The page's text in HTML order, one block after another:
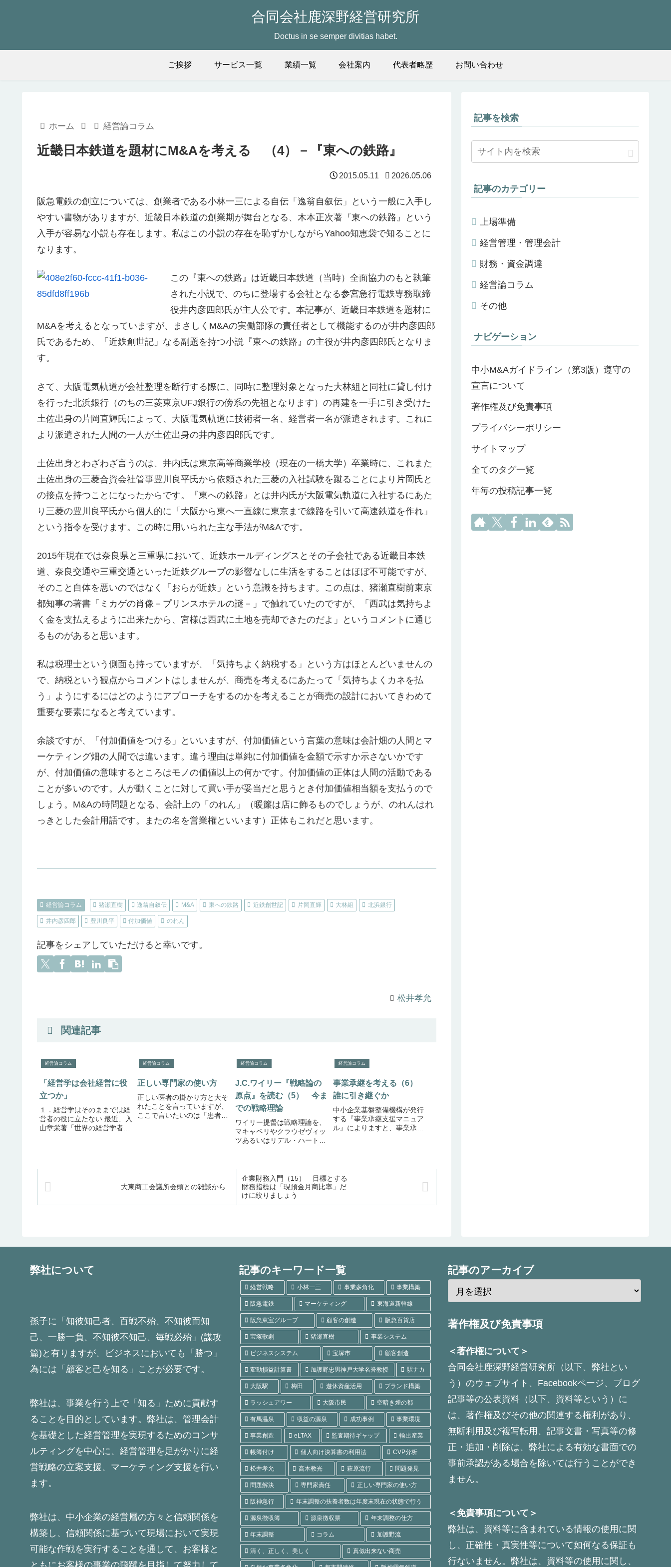
合同会社鹿深野経営研究所
Doctus in se semper divitias habet.
ご挨拶 サービス一覧 業績一覧 会社案内 代表者略歴 お問い合わせ
ホーム 経営論コラム
近畿日本鉄道を題材にM&Aを考える （4）－『東への鉄路』
2015.05.11 2026.05.06
阪急電鉄の創立については、創業者である小林一三による自伝「逸翁自叙伝」という一般に入手し
やすい書物がありますが、近畿日本鉄道の創業期が舞台となる、木本正次著『東への鉄路』という
入手が容易な小説も存在します。私はこの小説の存在を恥ずかしながらYahoo知恵袋で知ることに
なります。
この『東への鉄路』は近畿日本鉄道（当時）全面協力のもと執筆
された小説で、のちに登場する会社となる参宮急行電鉄専務取締
役井内彦四郎氏が主人公です。本記事が、近畿日本鉄道を題材に
M&Aを考えるとなっていますが、まさしくM&Aの実働部隊の責任者として機能するのが井内彦四郎
氏であるため、「近鉄創世記」なる副題を持つ小説『東への鉄路』の主役が井内彦四郎氏となりま
す。
さて、大阪電気軌道が会社整理を断行する際に、同時に整理対象となった大林組と同社に貸し付け
を行った北浜銀行（のちの三菱東京UFJ銀行の傍系の先祖となります）の再建を一手に引き受けた
土佐出身の片岡直輝氏によって、大阪電気軌道に技術者一名、経営者一名が派遣されます。これに
より派遣された人間の一人が土佐出身の井内彦四郎氏です。
土佐出身とわざわざ言うのは、井内氏は東京高等商業学校（現在の一橋大学）卒業時に、これまた
土佐出身の三菱合資会社管事豊川良平氏から依頼された三菱の入社試験を蹴ることにより片岡氏と
の接点を持つことになったからです。『東への鉄路』とは井内氏が大阪電気軌道に入社するにあた
り三菱の豊川良平氏から個人的に「大阪から東へ一直線に東京まで線路を引いて高速鉄道を作れ」
という指令を受けます。この時に用いられた主な手法がM&Aです。
2015年現在では奈良県と三重県において、近鉄ホールディングスとその子会社である近畿日本鉄
道、奈良交通や三重交通といった近鉄グループの影響なしに生活をすることはほぼ不可能ですが、
そのこと自体を悪いのではなく「おらが近鉄」という意識を持ちます。この点は、猪瀬直樹前東京
都知事の著書「ミカゲの肖像－プリンスホテルの謎－」で触れていたのですが、「西武は気持ちよ
く金を支払えるように出来たから、宮様は西武に土地を売却できたのだよ」というコメントに通じ
るものがあると思います。
私は税理士という側面も持っていますが、「気持ちよく納税する」という方はほとんどいませんの
で、納税という観点からコメントはしませんが、商売を考えるにあたって「気持ちよくカネを払
う」ようにするにはどのようにアプローチをするのかを考えることが商売の設計においてきわめて
重要な要素になると考えています。
余談ですが、「付加価値をつける」といいますが、付加価値という言葉の意味は会計畑の人間とマ
ーケティング畑の人間では違います。違う理由は単純に付加価値を金額で示すか示さないかです
が、付加価値の意味するところはモノの価値以上の何かです。付加価値の正体は人間の活動である
ことが多いのです。人が動くことに対して買い手が妥当だと思うとき付加価値相当額を支払うので
しょう。M&Aの時問題となる、会計上の「のれん」（暖簾は店に飾るものでしょうが、のれんはれ
っきとした会計用語です。またの名を営業権といいます）正体もこれだと思います。
経営論コラム 猪瀬直樹 逸翁自叙伝 M&A 東への鉄路 近鉄創世記 片岡直輝 大林組 北浜銀行
井内彦四郎 豊川良平 付加価値 のれん
記事をシェアしていただけると幸いです。
松井孝允
関連記事
経営論コラム
「経営学は会社経営に役
立つか」
１．経営学はそのままでは経
営者の役に立たない 最近、入
山章栄著「世界の経営学者は
最初の感想は「最先端の経営
学者...
経営論コラム
正しい専門家の使い方
正しい医者の掛かり方と大そ
れたことを言っていますが、
ここで言いたいのは「患者
てこのように考えています。
経営論コラム
J.C.ワイリー『戦略論の
原点』を読む（5） 今ま
での戦略理論
ワイリー提督は戦略理論を、
マキャベリやクラウゼヴィッ
ツあるいはリデル・ハートに
論、ドゥーエによる航空戦略
理論、毛沢東による低強度戦
闘戦略理論（一般的な用語で
はゲリラ戦戦略）で分類しま
すが、...
経営論コラム
事業承継を考える（6）
誰に引き継ぐか
中小企業基盤整備機構が発行
する『事業承継支援マニュア
ル』によりますと、事業承継
に少なくとも5年は必要とさ
れると...
大東商工会議所会頭との雑談から
企業財務入門（15） 目標とする
財務指標は「現預金月商比率」だ
けに絞りましょう
記事を検索
記事のカテゴリー
上場準備
経営管理・管理会計
財務・資金調達
経営論コラム
その他
ナビゲーション
中小M&Aガイドライン（第3版）遵守の
宣言について
著作権及び免責事項
プライバシーポリシー
サイトマップ
全てのタグ一覧
年毎の投稿記事一覧
弊社について
孫子に「知彼知己者、百戦不殆、不知彼而知
己、一勝一負、不知彼不知己、毎戦必殆」(謀攻
篇)と有りますが、ビジネスにおいても「勝つ」
為には「顧客と己を知る」ことが必要です。
弊社は、事業を行う上で「知る」ために貢献す
ることを目的としています。弊社は、管理会計
を基礎とした経営管理を実現するためのコンサ
ルティングを中心に、経営管理を足がかりに経
営戦略の立案支援、マーケティング支援を行い
ます。
弊社は、中小企業の経営層の方々と信頼関係を
構築し、信頼関係に基づいて現場において実現
可能な作戦を実行することを通して、お客様と
ともにお客様の事業の飛躍を目指して努力して
記事のキーワード一覧
経営戦略 小林一三 事業多角化 事業構築
阪急電鉄 マーケティング 東海道新幹線
阪急東宝グループ 顧客の創造 阪急百貨店
宝塚歌劇 猪瀬直樹 事業システム
ビジネスシステム 宝塚市 顧客創造
変動損益計算書 加護野忠男神戸大学名誉教授 駅ナカ
大阪駅 梅田 遊休資産活用 ブランド構築
ラッシュアワー 大阪市民 空暗き煙の都
有馬温泉 収益の源泉 成功事例 事業環境
事業創造 eLTAX 監査期待ギャップ 輸出産業
帳簿付け 個人向け決算書の利用法 CVP分析
松井孝允 高木教光 萩原流行 問題発見
問題解決 専門家責任 正しい専門家の使い方
阪神急行 年末調整の扶養者数は年度末現在の状態で行う
源泉徴収簿 源泉徴収票 年末調整の仕方
年末調整 コラム 加護野流
清く、正しく、美しく 真似出来ない商売
記事のアーカイブ
著作権及び免責事項
＜著作権について＞
合同会社鹿深野経営研究所（以下、弊社とい
う）のウェブサイト、Facebookページ、ブログ
記事等の公表資料（以下、資料等という）に
は、著作権及びその他の関連する権利があり、
無断利用及び複写転用、記事文書・写真等の修
正・追加・削除は、弊社による有効な書面での
事前承認がある場合を除いては行うことができ
ません。
＜免責事項について＞
弊社は、資料等に含まれている情報の使用に関
し、正確性・真実性等について如何なる保証も
行ないません。弊社は、資料等の使用に関し、